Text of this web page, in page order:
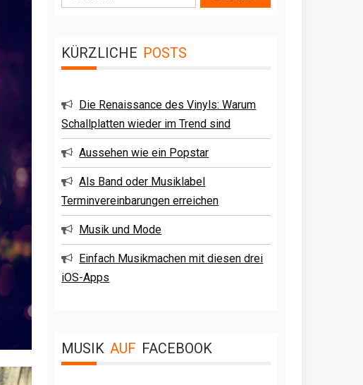
nach:
KÜRZLICHE POSTS
Die Renaissance des Vinyls: Warum
Schallplatten wieder im Trend sind
Aussehen wie ein Popstar
Als Band oder Musiklabel
Terminvereinbarungen erreichen
Musik und Mode
Einfach Musikmachen mit diesen drei
iOS-Apps
MUSIK AUF FACEBOOK